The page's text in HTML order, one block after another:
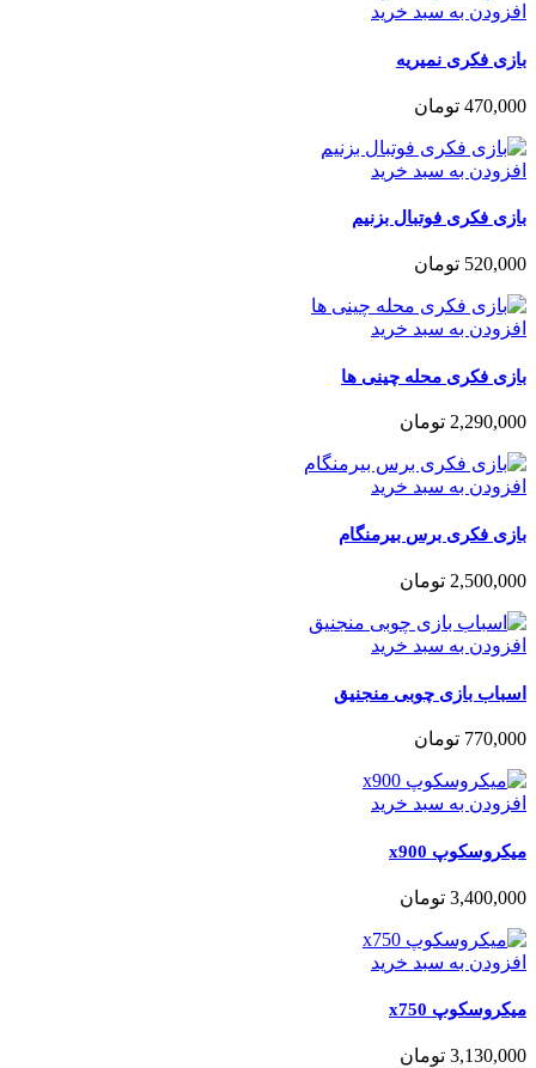
افزودن به سبد خرید
بازی فکری نمیریه
470,000 تومان
افزودن به سبد خرید
بازی فکری فوتبال بزنیم
520,000 تومان
افزودن به سبد خرید
بازی فکری محله چینی ها
2,290,000 تومان
افزودن به سبد خرید
بازی فکری برس بیرمنگام
2,500,000 تومان
افزودن به سبد خرید
اسباب بازی چوبی منجنیق
770,000 تومان
افزودن به سبد خرید
میکروسکوپ x900
3,400,000 تومان
افزودن به سبد خرید
میکروسکوپ x750
3,130,000 تومان